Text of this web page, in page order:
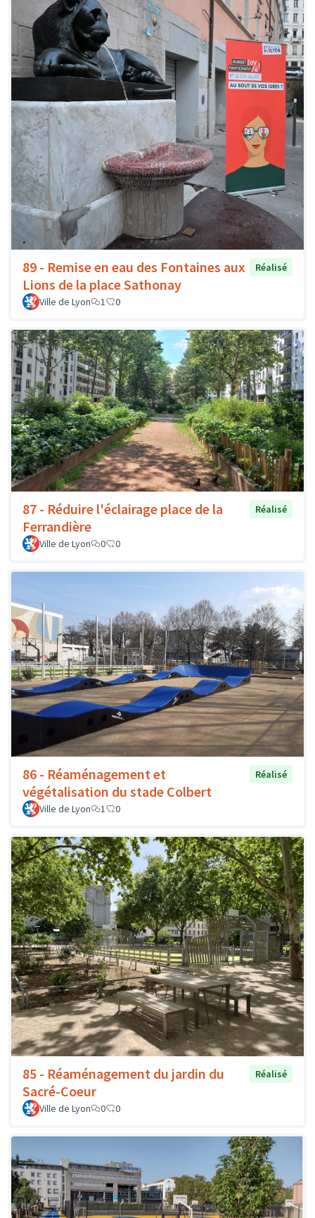
89 - Remise en eau des Fontaines aux
Lions de la place Sathonay
Réalisé
Ville de Lyon 1 0
87 - Réduire l'éclairage place de la
Ferrandière
Réalisé
Ville de Lyon 0 0
86 - Réaménagement et
végétalisation du stade Colbert
Réalisé
Ville de Lyon 1 0
85 - Réaménagement du jardin du
Sacré-Coeur
Réalisé
Ville de Lyon 0 0